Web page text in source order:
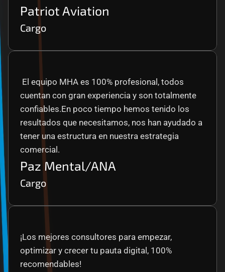
Patriot Aviation
Cargo
cuentan con gran experiencia y son totalmente
confiables.En poco tiempo hemos tenido los
resultados que necesitamos, nos han ayudado a
tener una estructura en nuestra estrategia
comercial.
Paz Mental/ANA
Cargo
¡Los mejores consultores para empezar,
optimizar y crecer tu pauta digital, 100%
recomendables!